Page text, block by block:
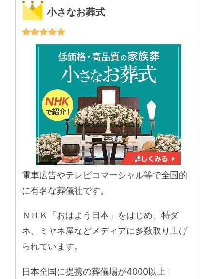
小さなお葬式
電車広告やテレビコマーシャル等で全国的
に有名な葬儀社です。
ＮＨＫ「おはよう日本」をはじめ、特ダ
ネ、ミヤネ屋などメディアに多数取り上げ
られています。
日本全国に提携の葬儀場が4000以上！